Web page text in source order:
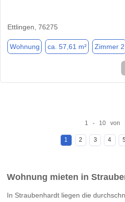
Ettlingen, 76275
Wohnung ca. 57,61 m² Zimmer 2
1 - 10 von
1 2 3 4 5
Wohnung mieten in
In Straubenhardt liegen die